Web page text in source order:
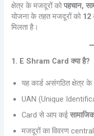
क्षेत्र के मजदूरों कोपहचान,
योजना के तहत मजदूरों को 12
मिलता है।
1. E Shram Card क्या है?
यह कार्ड असंगठित क्षेत्र
UAN (Unique
Card से आप कई
मजदूरों का विवरण